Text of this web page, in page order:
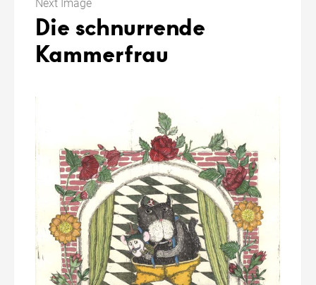
Next Image
Die schnurrende
Kammerfrau